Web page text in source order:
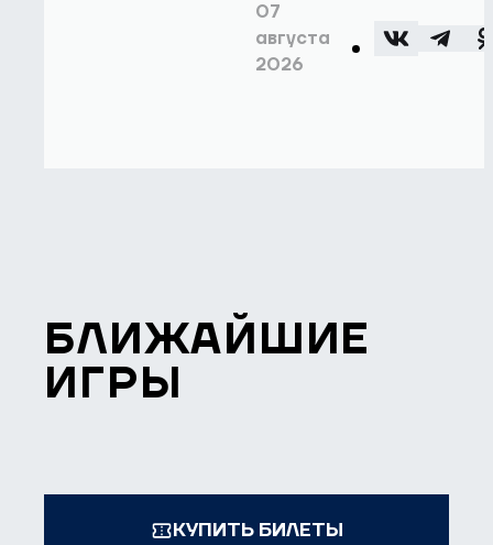
07
августа
2026
БЛИЖАЙШИЕ
ИГРЫ
КУПИТЬ БИЛЕТЫ